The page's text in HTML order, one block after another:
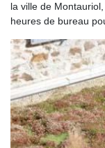
la ville de
heures de bureau